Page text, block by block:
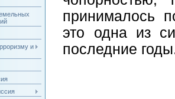
и
принималось
это одна из
последние